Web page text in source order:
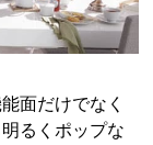
面だけでなく
るくポップな